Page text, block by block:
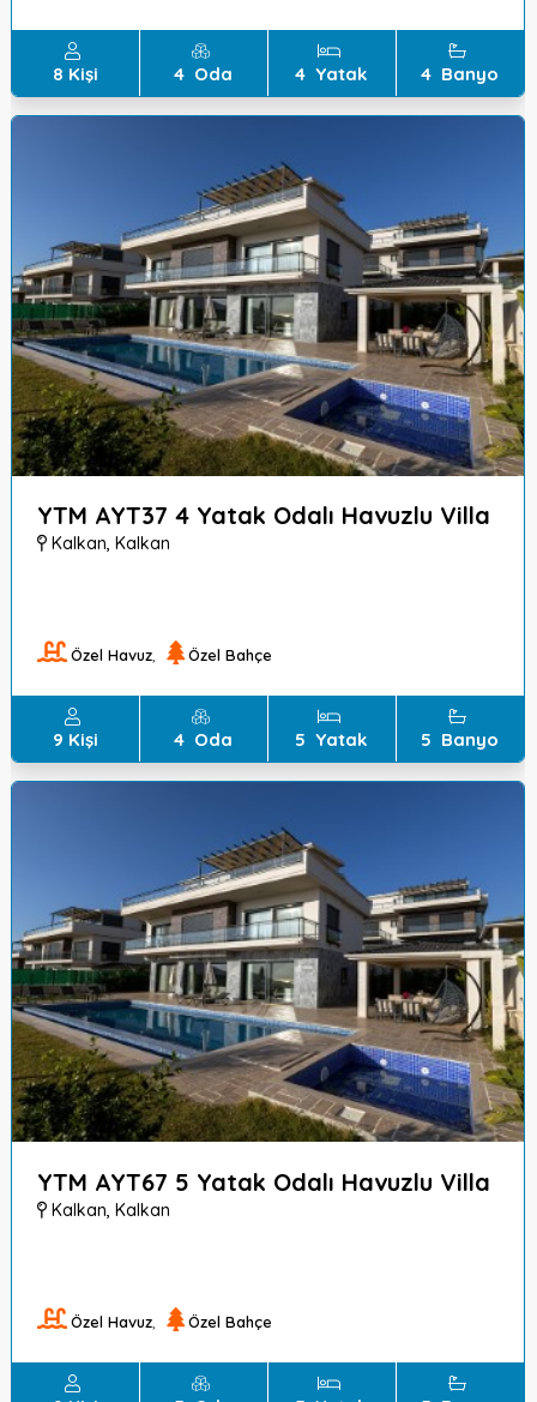
8 Kişi 4 Oda 4 Yatak 4 Banyo
YTM AYT37 4 Yatak Odalı Havuzlu Villa
Kalkan,Kalkan
Özel Havuz Özel Bahçe
9 Kişi 4 Oda 5 Yatak 5 Banyo
YTM AYT67 5 Yatak Odalı Havuzlu Villa
Kalkan,Kalkan
Özel Havuz Özel Bahçe